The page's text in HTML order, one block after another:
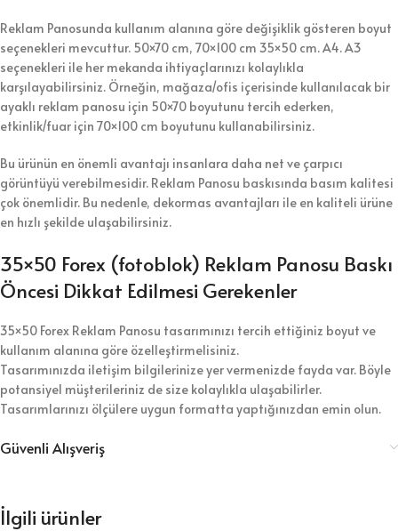
Reklam Panosunda kullanım alanına göre değişiklik gösteren boyut
seçenekleri mevcuttur. 50×70 cm, 70×100 cm 35×50 cm. A4. A3
seçenekleri ile her mekanda ihtiyaçlarınızı kolaylıkla
karşılayabilirsiniz. Örneğin, mağaza/ofis içerisinde kullanılacak bir
ayaklı reklam panosu için 50×70 boyutunu tercih ederken,
etkinlik/fuar için 70×100 cm boyutunu kullanabilirsiniz.
Bu ürünün en önemli avantajı insanlara daha net ve çarpıcı
görüntüyü verebilmesidir. Reklam Panosu baskısında basım kalitesi
çok önemlidir. Bu nedenle, dekormas avantajları ile en kaliteli ürüne
en hızlı şekilde ulaşabilirsiniz.
35×50 Forex (fotoblok) Reklam Panosu Baskı
Öncesi Dikkat Edilmesi Gerekenler
35×50 Forex Reklam Panosu tasarımınızı tercih ettiğiniz boyut ve
kullanım alanına göre özelleştirmelisiniz.
Tasarımınızda iletişim bilgilerinize yer vermenizde fayda var. Böyle
potansiyel müşterileriniz de size kolaylıkla ulaşabilirler.
Tasarımlarınızı ölçülere uygun formatta yaptığınızdan emin olun.
Güvenli Alışveriş
İlgili ürünler